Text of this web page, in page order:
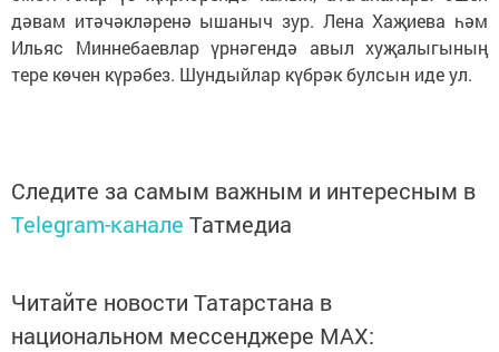
дәвам итәчәкләренә ышаныч зур. Лена Хаҗиева һәм
Ильяс Миннебаевлар үрнәгендә авыл хуҗалыгының
тере көчен күрәбез. Шундыйлар күбрәк булсын иде ул.
Следите за самым важным и интересным в
Telegram-канале Татмедиа
Читайте новости Татарстана в
национальном мессенджере MАХ: